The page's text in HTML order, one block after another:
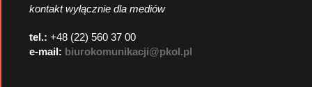
kontakt wyłącznie dla mediów
tel.: +48 (22) 560 37 00
e-mail: biurokomunikacji@pkol.pl